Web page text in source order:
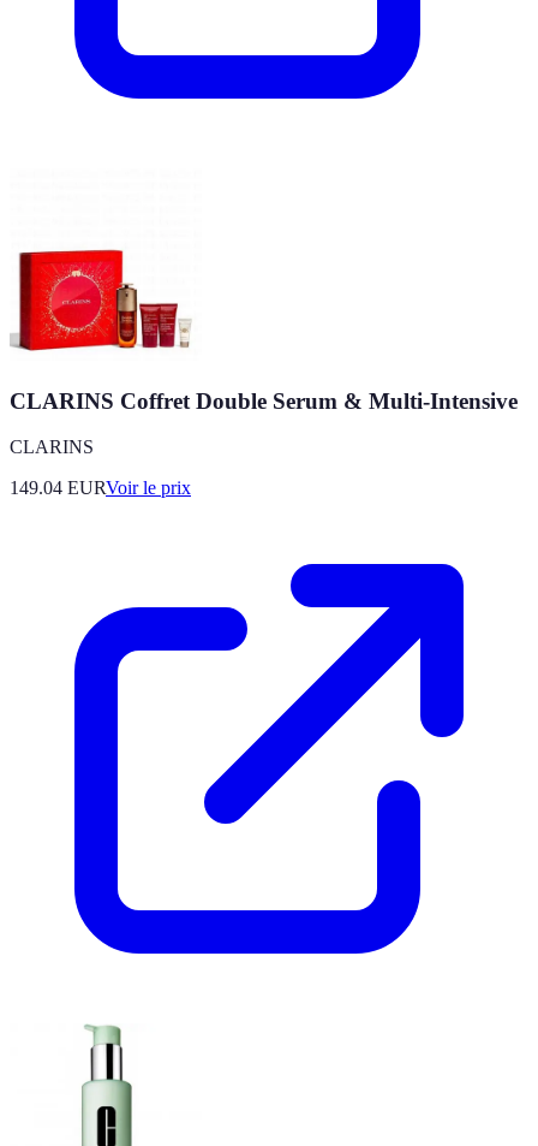
CLARINS Coffret Double Serum & Multi-Intensive
CLARINS
149.04 EURVoir le prix